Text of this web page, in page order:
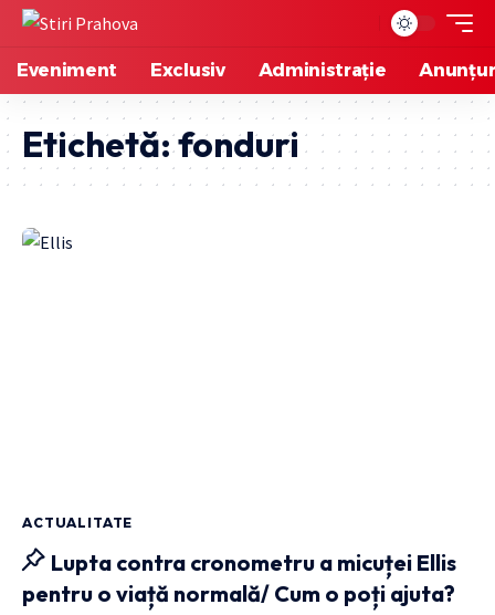
Eveniment Exclusiv Administrație
Etichetă:fonduri
ACTUALITATE
Lupta contra cronometru a micuței Ellis
pentru o viață normală/ Cum o poți ajuta?